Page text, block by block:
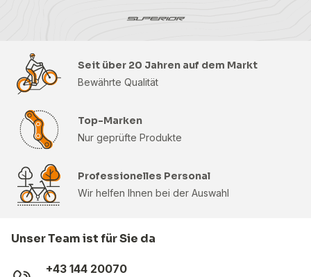
Seit über 20 Jahren auf dem Markt
Bewährte Qualität
Top-Marken
Nur geprüfte Produkte
Professionelles Personal
Wir helfen Ihnen bei der Auswahl
Unser Team ist für Sie da
+43 144 20070